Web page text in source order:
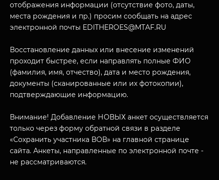
МУЗЕЙНЫЙ КОМПЛЕКС
ПОСЕТИТЕЛЯМ
О НАС
НАЗАД
отображения информации (отсутствие фото, даты,
места рождения и пр.) просим сообщать на адрес
электронной почты EDITHEROES@MTAF.RU
Восстановление данных или внесение изменений
проходит быстрее, если направлять полные ФИО
(фамилия, имя, отчество), дата и место рождения,
документы (сканированные или их фотокопии),
подтверждающие информацию.
Внимание! Добавление НОВЫХ анкет осуществляется
только через форму обратной связи в разделе
«Сохранить участника ВОВ» на главной странице
сайта. Анкеты, направленные по электронной почте -
не рассматриваются.